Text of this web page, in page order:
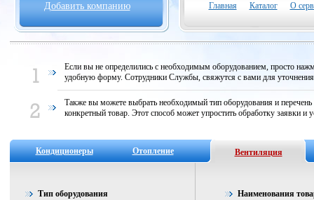
Добавить компанию Главная Каталог О
Если вы не определились с необходимым оборудованием, просто
удобную форму. Сотрудники Службы, свяжутся с вами для
Также вы можете выбрать необходимый тип оборудования и
конкретный товар. Этот способ может упростить обработку заявки и
Кондиционеры Отопление Вентиляция
Тип оборудования Наименования